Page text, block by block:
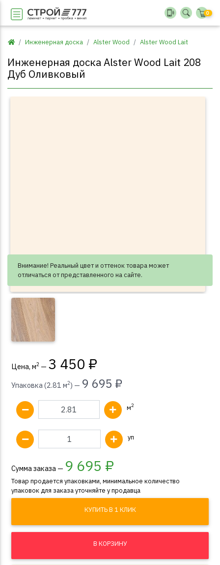
0
Инженерная доска Alster Wood Alster Wood Lait
Инженерная доска Alster Wood Lait 208
Дуб Оливковый
Внимание! Реальный цвет и оттенок товара может
отличаться от представленного на сайте.
Цена, м2 — 3 450 ₽
Упаковка (2.81 м2) — 9 695 ₽
м2
уп
Сумма заказа — 9 695 ₽
Товар продается упаковками, минимальное количество
упаковок для заказа уточняйте у продавца
КУПИТЬ В 1 КЛИК
В КОРЗИНУ